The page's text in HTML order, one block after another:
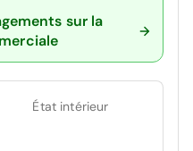
sur la
État intérieur